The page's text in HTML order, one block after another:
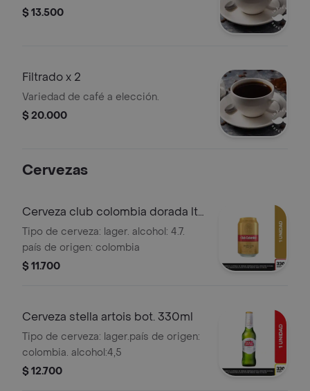
$ 13.500
Filtrado x 2
Variedad de café a elección.
$ 20.000
Cervezas
Cerveza club colombia dorada lta
330ml
Tipo de cerveza: lager. alcohol: 4.7.
país de origen: colombia
$ 11.700
Cerveza stella artois bot. 330ml
Tipo de cerveza: lager.país de origen:
colombia. alcohol:4,5
$ 12.700